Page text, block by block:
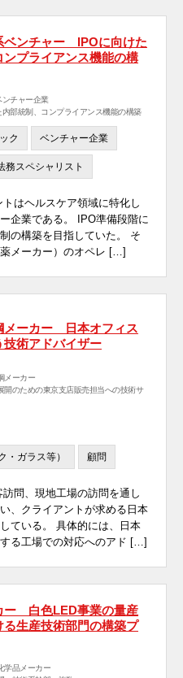
ベンチャー IPOに向けた
ンプライアンス機能の構
ンチャー企業
内部統制、コンプライアンス機能の構築
ク ベンチャー企業
務スペシャリスト
はヘルスケア領域に特化し
企業である。 IPO準備段階に
の構築を目指していた。 そ
メーカー）のオペレ […]
メーカー 日本オフィス
技術アドバイザー
メーカー
開のための東京支店販売担当への技術サ
・ガラス等） 顧問
問、現地工場の訪問を通し
、クライアントが求める日本
ている。 具体的には、日本
る工場での対応へのアド […]
ー 白色LED事業の量産
る生産技術部門の構築プ
品メーカー